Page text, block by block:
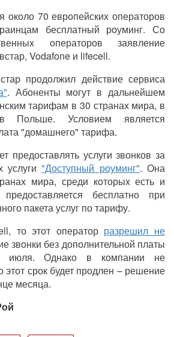
70 европейских операторов
бесплатный роуминг. Со
операторов заявление
Vodafone и lifecell.
продолжил действие сервиса
. Абоненты могут в дальнейшем
тарифам в 30 странах мира, в
Условием является
"домашнего" тарифа.
предоставлять услуги звонков за
услуги"Доступный роуминг". Она
мира, среди которых есть и
бесплатно при
пакета услуг по тарифу.
то этот оператор разрешил не
звонки без дополнительной платы
июля. Однако в компании не
этот срок будет продлен – решение
месяца.